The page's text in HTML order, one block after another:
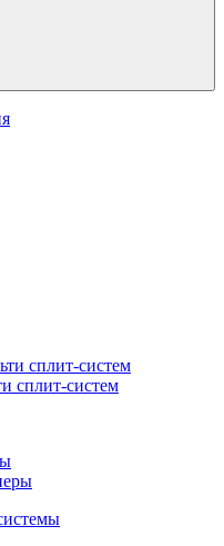
сплит-систем
сплит-систем